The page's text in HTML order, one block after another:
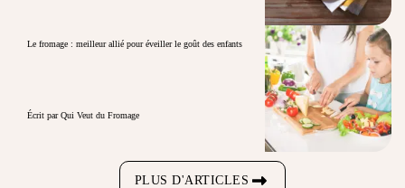
Le fromage : meilleur allié pour éveiller le goût des enfants
Écrit par Qui Veut du Fromage
PLUS D'ARTICLES